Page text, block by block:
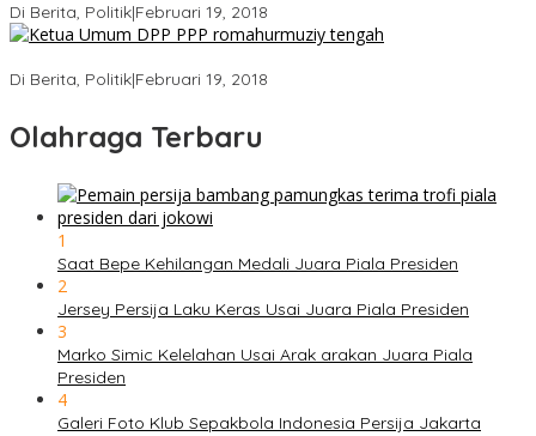
Di Berita, Politik|Februari 19, 2018
Di Berita, Politik|Februari 19, 2018
Olahraga Terbaru
1
Saat Bepe Kehilangan Medali Juara Piala Presiden
2
Jersey Persija Laku Keras Usai Juara Piala Presiden
3
Marko Simic Kelelahan Usai Arak arakan Juara Piala
Presiden
4
Galeri Foto Klub Sepakbola Indonesia Persija Jakarta